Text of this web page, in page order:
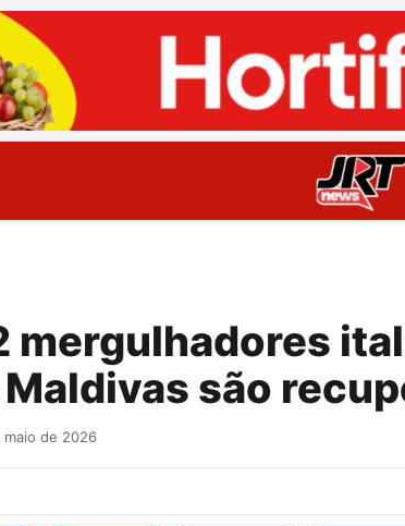
mergulhadores
são
de 2026